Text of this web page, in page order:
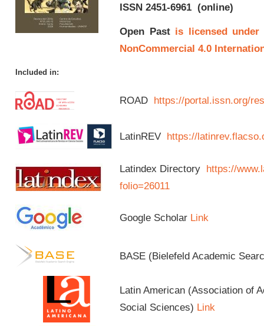
ISSN 2451-6961(online)
Open Past is licensed under
NonCommercial 4.0
Included in:
ROAD https://portal.issn.org/
LatinREV https://
Latindex Directory https://
folio=26011
Google Scholar Link
BASE (Bielefeld Academic
Latin American (Association of
Social Sciences) Link